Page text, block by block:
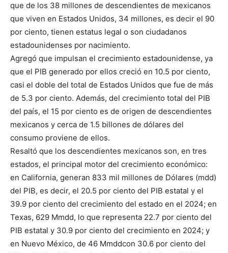
que de los 38 millones de descendientes de mexicanos
que viven en Estados Unidos, 34 millones, es decir el 90
por ciento, tienen estatus legal o son ciudadanos
estadounidenses por nacimiento.
Agregó que impulsan el crecimiento estadounidense, ya
que el PIB generado por ellos creció en 10.5 por ciento,
casi el doble del total de Estados Unidos que fue de más
de 5.3 por ciento. Además, del crecimiento total del PIB
del país, el 15 por ciento es de origen de descendientes
mexicanos y cerca de 1.5 billones de dólares del
consumo proviene de ellos.
Resaltó que los descendientes mexicanos son, en tres
estados, el principal motor del crecimiento económico:
en California, generan 833 mil millones de Dólares (mdd)
del PIB, es decir, el 20.5 por ciento del PIB estatal y el
39.9 por ciento del crecimiento del estado en el 2024; en
Texas, 629 Mmdd, lo que representa 22.7 por ciento del
PIB estatal y 30.9 por ciento del crecimiento en 2024; y
en Nuevo México, de 46 Mmddcon 30.6 por ciento del